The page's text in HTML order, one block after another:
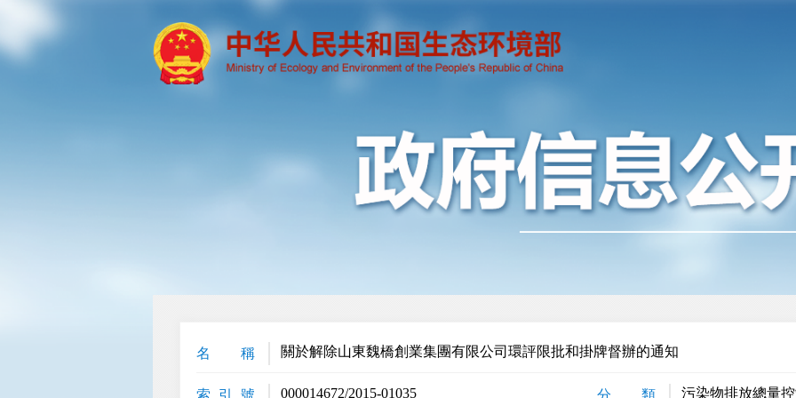
名 稱 關於解除山東魏橋創業集團有限公司環評限批和掛牌督辦的通知
索 引 號 000014672/2015-01035 分 類 污染物排放總量